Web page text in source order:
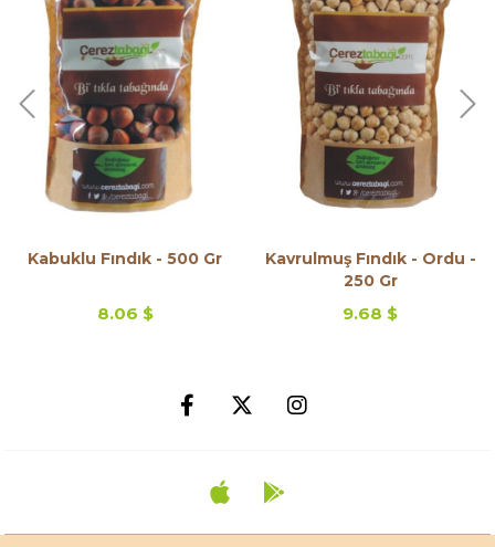
Kabuklu Fındık - 500 Gr
8.06 $
Kavrulmuş Fındık - Ordu -
250 Gr
9.68 $